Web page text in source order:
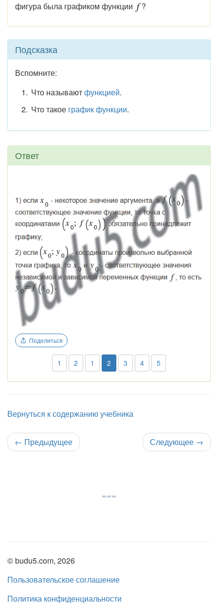
фигура была графиком функции
?
Подсказка
Вспомните:
Что называютфункцией.
Что такое график функции.
Ответ
Поделиться
1 2 1 2 3 4 5
Вернуться к содержанию учебника
← Предыдущее Следующее →
© budu5.com, 2026
Пользовательское соглашение
Политика конфиденциальности